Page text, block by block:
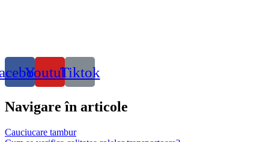
YoutubeTiktok
Navigare în articole
Cauciucare tambur